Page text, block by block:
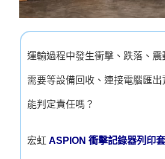
運輸過程中發生衝擊、跌落、
需要等設備回收、連接電腦匯
能判定責任嗎？
宏虹 ASPION 衝擊記錄器列印